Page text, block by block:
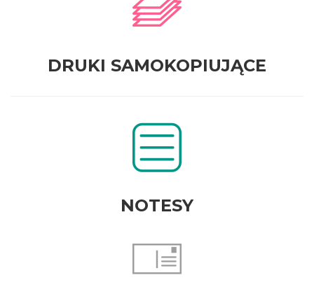
DRUKI SAMOKOPIUJĄCE
NOTESY